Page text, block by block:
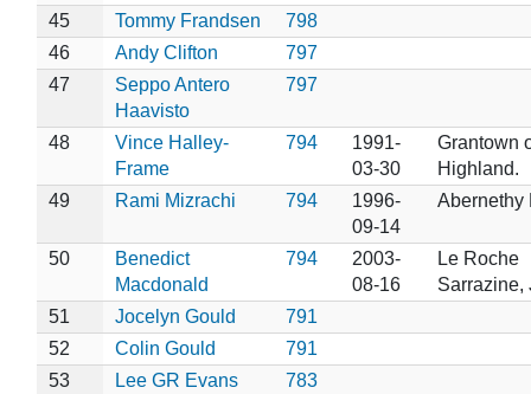
45 Tommy Frandsen
798
46
Andy Clifton
797
47
Seppo Antero
Haavisto
797
48
Vince Halley-
Frame
794
1991-
03-30
Grantown
Highland.
49
Rami Mizrachi 794
1996-
09-14
Abernethy
50
Benedict
Macdonald
794
2003-
08-16
Le Roche
Sarrazine,
51
Jocelyn Gould
791
52
Colin Gould
791
53
Lee GR Evans
783